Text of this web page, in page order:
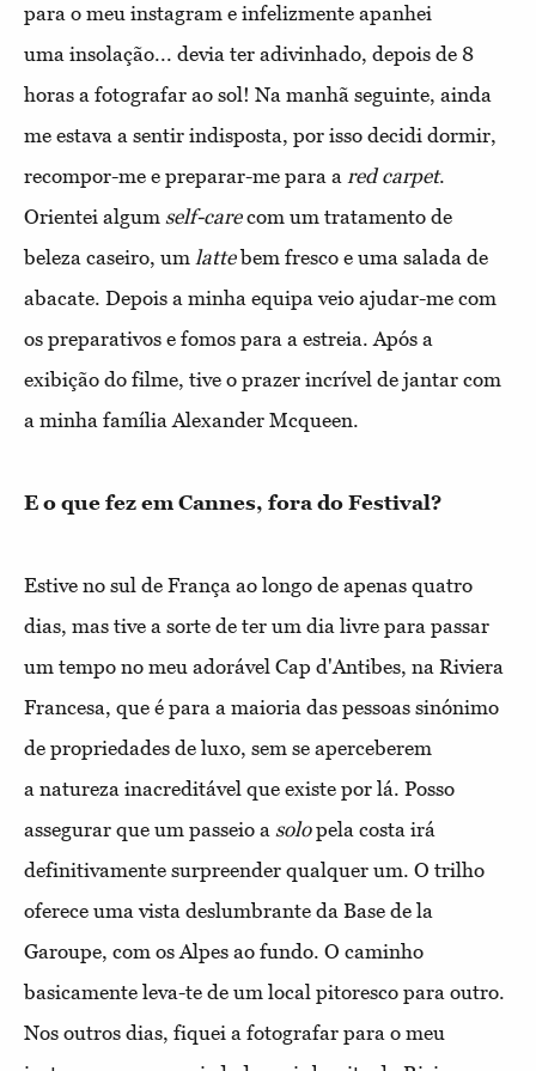
para o meu instagram e infelizmente apanhei
uma insolação... devia ter adivinhado, depois de 8
horas a fotografar ao sol! Na manhã seguinte, ainda
me estava a sentir indisposta, por isso decidi dormir,
recompor-me e preparar-me para a red carpet.
Orientei algum self-carecom um tratamento de
beleza caseiro, um lattebem fresco e uma salada de
abacate. Depois a minha equipa veio ajudar-me com
os preparativos e fomos para a estreia. Após a
exibição do filme, tive o prazer incrível de jantar com
a minha família Alexander Mcqueen.
E o que fez em Cannes, fora do Festival?
Estive no sul de França ao longo de apenas quatro
dias, mas tive a sorte de ter um dia livre para passar
um tempo no meu adorável Cap d'Antibes, na Riviera
Francesa, que é para a maioria das pessoas sinónimo
de propriedades de luxo, sem se aperceberem
a natureza inacreditável que existe por lá. Posso
assegurar que um passeio a solopela costa irá
definitivamente surpreender qualquer um. O trilho
oferece uma vista deslumbrante da Base de la
Garoupe, com os Alpes ao fundo. O caminho
basicamente leva-te de um local pitoresco para outro.
Nos outros dias, fiquei a fotografar para o meu